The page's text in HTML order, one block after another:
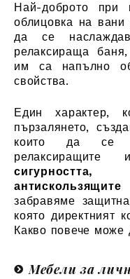
Най-доброто при
облицовка на вани
да се
релаксираща
им са напълно
свойства.
Един характер,
пързалянето,
които да се
забравяме
която директният
Какво повече може
Мебели за